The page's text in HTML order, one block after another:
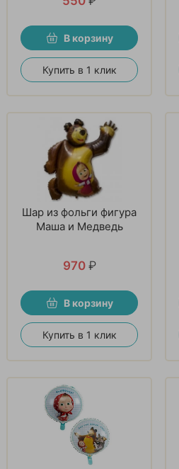
настроение»
В корзину
Купить в 1 клик
Шар из фольги фигура
Маша и Медведь
970 ₽
В корзину
Купить в 1 клик